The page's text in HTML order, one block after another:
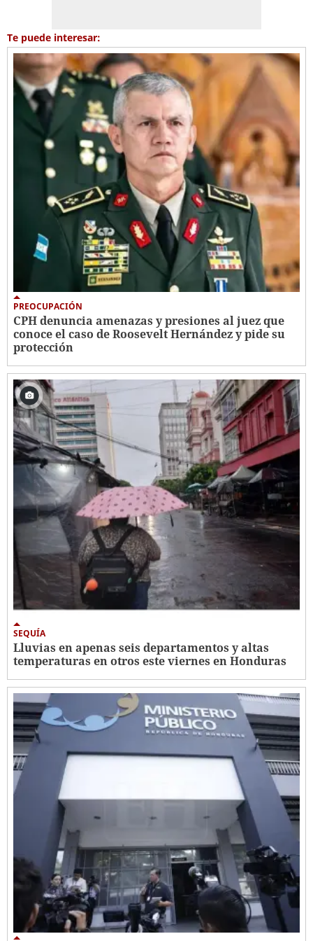
Te puede interesar:
PREOCUPACIÓN
CPH denuncia amenazas y presiones al juez que
conoce el caso de Roosevelt Hernández y pide su
protección
SEQUÍA
Lluvias en apenas seis departamentos y altas
temperaturas en otros este viernes en Honduras